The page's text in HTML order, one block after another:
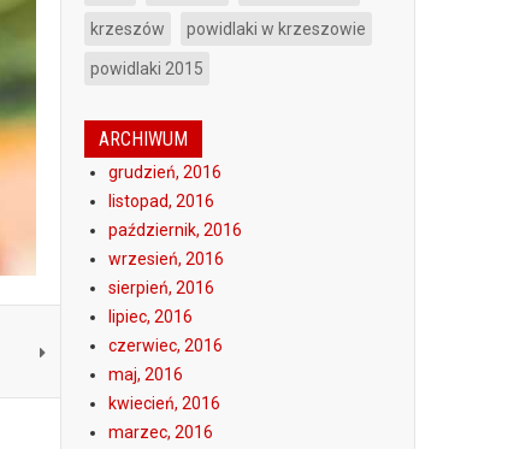
krzeszów powidlaki w krzeszowie
powidlaki 2015
ARCHIWUM
grudzień, 2016
listopad, 2016
październik, 2016
wrzesień, 2016
sierpień, 2016
lipiec, 2016
czerwiec, 2016
maj, 2016
kwiecień, 2016
marzec, 2016